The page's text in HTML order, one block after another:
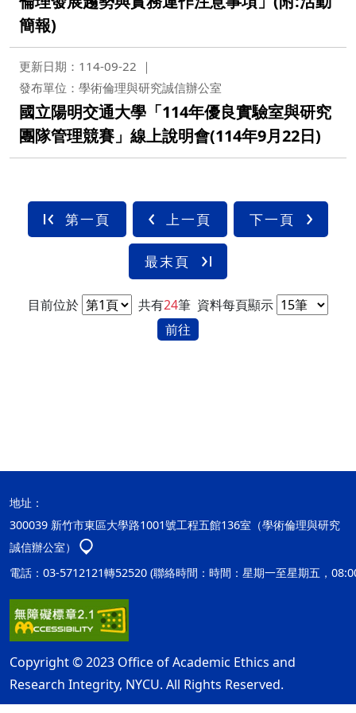
簡報)
更新日期：114-09-22
發布單位：學術倫理與研究誠信辦公室
國立陽明交通大學「114年優良實驗室與研究
團隊管理競賽」線上說明會(114年9月22日)
第一頁 上一頁 下一頁
最末頁
目前位於 共有24筆 資料每頁顯示
前往
地址：
300039 新竹市東區大學路1001號工程五館136室（學術倫理與研究
誠信辦公室）
電話：03-5712121轉52520 (聯絡時間：時間：星期一至星期五，
Copyright © 2023 Office of Academic Ethics and
Research Integrity, NYCU. All Rights Reserved.